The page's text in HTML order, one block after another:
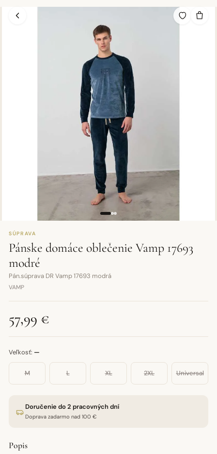
SÚPRAVA
Pánske domáce oblečenie Vamp 17693
modré
Pán.súprava DR Vamp 17693 modrá
VAMP
57,99 €
Veľkosť: —
M L XL 2XL Universal
Doručenie do 2 pracovných dní
Doprava zadarmo nad 100 €
Popis